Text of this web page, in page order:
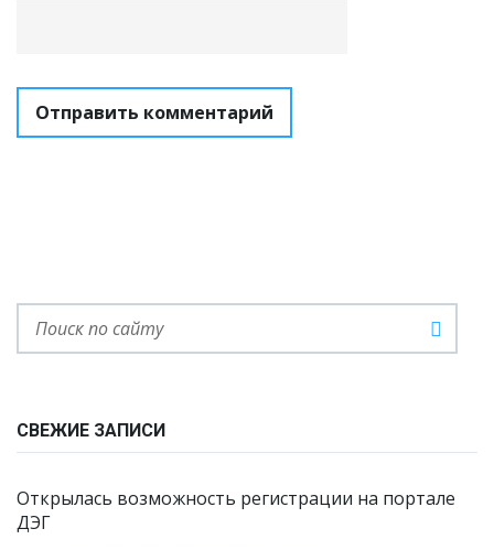
СВЕЖИЕ ЗАПИСИ
Открылась возможность регистрации на портале
ДЭГ